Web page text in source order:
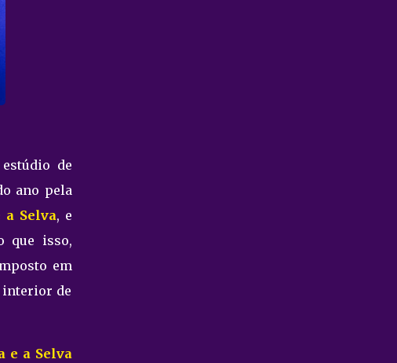
de
ano pela
a Selva, e
que isso,
em
interior de
e a Selva